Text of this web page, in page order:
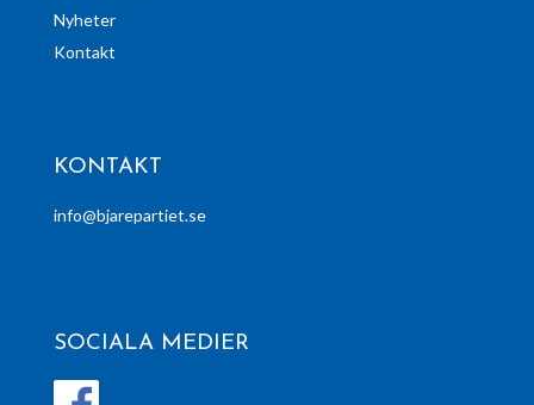
Nyheter
Kontakt
KONTAKT
info@bjarepartiet.se
SOCIALA MEDIER